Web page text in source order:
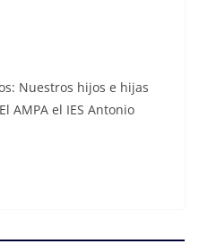
Nuestros hijos e hijas
AMPA el IES Antonio